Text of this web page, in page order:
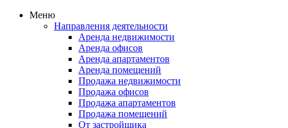
Меню
Направления деятельности
Аренда недвижимости
Аренда офисов
Аренда апартаментов
Аренда помещений
Продажа недвижимости
Продажа офисов
Продажа апартаментов
Продажа помещений
От застройщика